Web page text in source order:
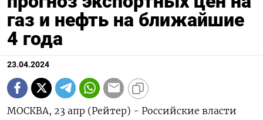
газ и нефть на ближайшие
4 года
23.04.2024
МОСКВА, 23 апр (Рейтер) - Российские власти